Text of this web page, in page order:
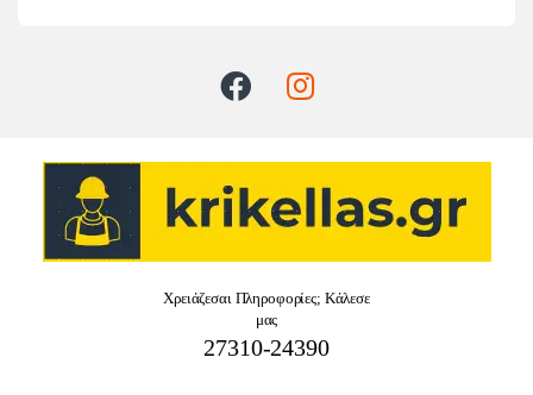
Χρειάζεσαι Πληροφορίες; Κάλεσε
μας
27310-24390